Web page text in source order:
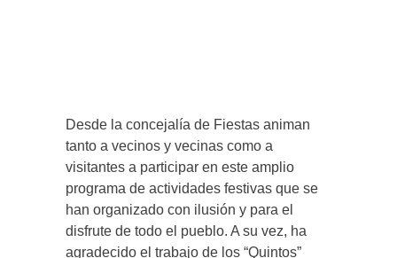
Desde la concejalía de Fiestas animan
tanto a vecinos y vecinas como a
visitantes a participar en este amplio
programa de actividades festivas que se
han organizado con ilusión y para el
disfrute de todo el pueblo. A su vez, ha
agradecido el trabajo de los “Quintos”